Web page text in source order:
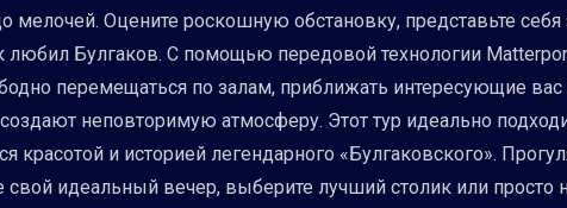
мелочей. Оцените роскошную обстановку, представьте
Булгаков. С помощью передовой технологии
перемещаться по залам, приближать интересующие
неповторимую атмосферу. Этот тур идеально
красотой и историей легендарного «Булгаковского».
свой идеальный вечер, выберите лучший столик или